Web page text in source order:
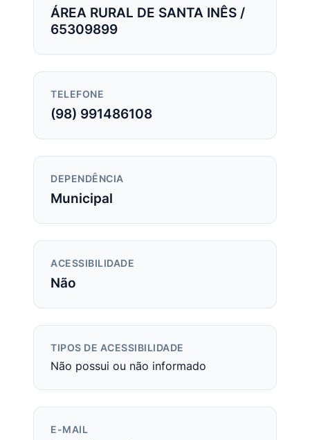
ÁREA RURAL DE SANTA INÊS /
65309899
TELEFONE
(98) 991486108
DEPENDÊNCIA
Municipal
ACESSIBILIDADE
Não
TIPOS DE ACESSIBILIDADE
Não possui ou não informado
E-MAIL